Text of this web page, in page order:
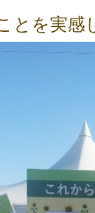
とを実感